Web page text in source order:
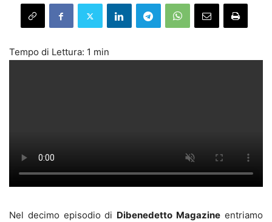
Nel decimo episodio di Dibenedetto Magazine entriamo